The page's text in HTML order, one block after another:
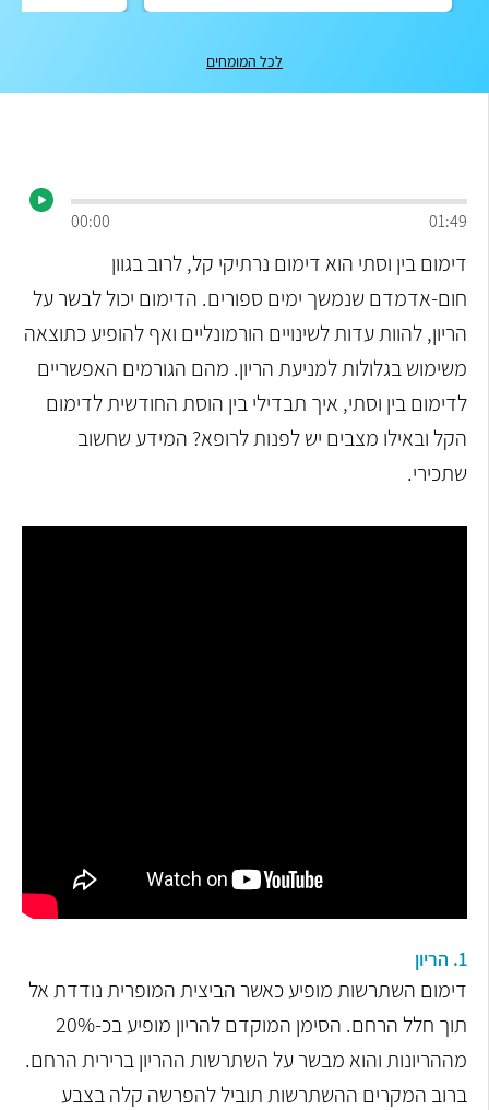
לכל המומחים
00:00 01:49
דימום בין וסתי הוא דימום נרתיקי קל, לרוב בגוון
חום-אדמדם שנמשך ימים ספורים. הדימום יכול לבשר על
הריון, להוות עדות לשינויים הורמונליים ואף להופיע כתוצאה
משימוש בגלולות למניעת הריון. מהם הגורמים האפשריים
לדימום בין וסתי, איך תבדילי בין הוסת החודשית לדימום
הקל ובאילו מצבים יש לפנות לרופא? המידע שחשוב
שתכירי.
1. הריון
דימום השתרשות מופיע כאשר הביצית המופרית נודדת אל
תוך חלל הרחם. הסימן המוקדם להריון מופיע בכ-20%
מההריונות והוא מבשר על השתרשות ההריון ברירית הרחם.
ברוב המקרים ההשתרשות תוביל להפרשה קלה בצבע